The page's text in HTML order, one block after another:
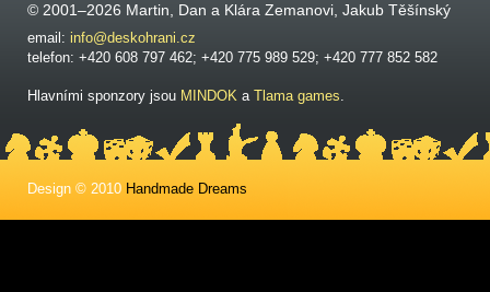
© 2001–2026 Martin, Dan a Klára Zemanovi, Jakub Těšínský
email: info@deskohrani.cz
telefon: +420 608 797 462; +420 775 989 529; +420 777 852 582
Hlavními sponzory jsou MINDOK a Tlama games.
Design © 2010 Handmade Dreams